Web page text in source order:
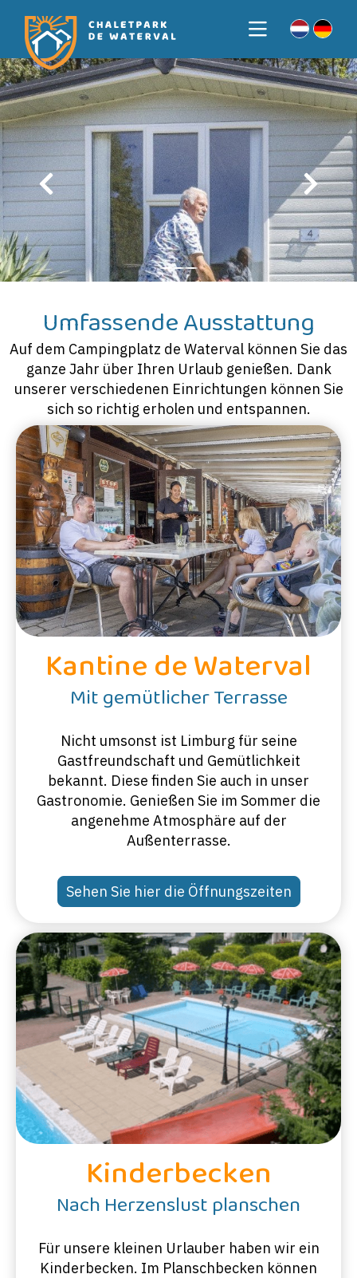
Umfassende Ausstattung
Auf dem Campingplatz de Waterval können Sie das
ganze Jahr über Ihren Urlaub genießen. Dank
unserer verschiedenen Einrichtungen können Sie
sich so richtig erholen und entspannen.
Kantine de Waterval
Mit gemütlicher Terrasse
Nicht umsonst ist Limburg für seine
Gastfreundschaft und Gemütlichkeit
bekannt. Diese finden Sie auch in unser
Gastronomie. Genießen Sie im Sommer die
angenehme Atmosphäre auf der
Außenterrasse.
Sehen Sie hier die Öffnungszeiten
Kinderbecken
Nach Herzenslust planschen
Für unsere kleinen Urlauber haben wir ein
Kinderbecken. Im Planschbecken können